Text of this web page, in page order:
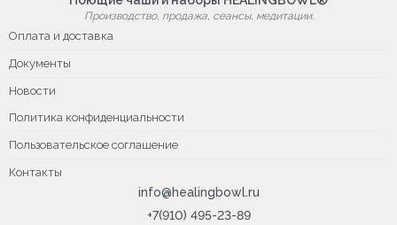
Производство, продажа, сеансы, медитации.
Оплата и доставка
Документы
Новости
Политика конфиденциальности
Пользовательское соглашение
Контакты
info@healingbowl.ru
+7(910) 495-23-89